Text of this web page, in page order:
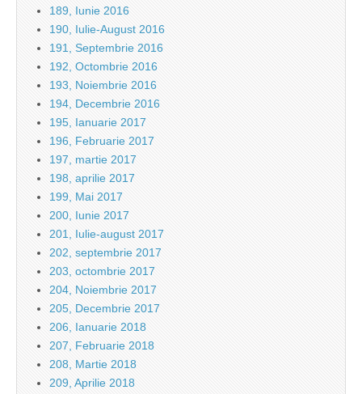
189, Iunie 2016
190, Iulie-August 2016
191, Septembrie 2016
192, Octombrie 2016
193, Noiembrie 2016
194, Decembrie 2016
195, Ianuarie 2017
196, Februarie 2017
197, martie 2017
198, aprilie 2017
199, Mai 2017
200, Iunie 2017
201, Iulie-august 2017
202, septembrie 2017
203, octombrie 2017
204, Noiembrie 2017
205, Decembrie 2017
206, Ianuarie 2018
207, Februarie 2018
208, Martie 2018
209, Aprilie 2018